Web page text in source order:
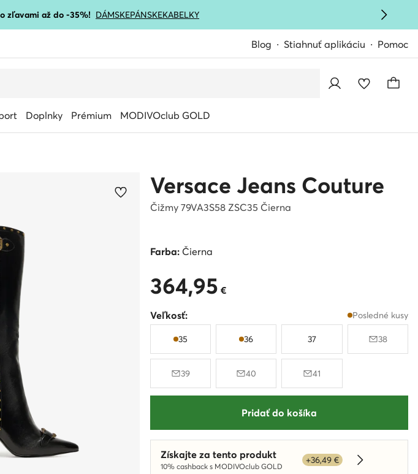
zľavami až do -35%! DÁMSKEPÁNSKEKABELKY
Blog Stiahnuť aplikáciu Pomoc
Doplnky Prémium MODIVOclub GOLD
Versace Jeans Couture
Čižmy 79VA3S58 ZSC35 Čierna
Farba:Čierna
364,95 €
364,95 €
Veľkosť: Posledné kusy
35 36 37 38
39 40 41
Pridať do košíka
Získajte za tento produkt
10% cashback s MODIVOclub GOLD
+36,49 €
Dowiedz się